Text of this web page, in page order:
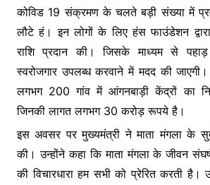
कोविड 19 संक्रमण के चलते बड़ी संख्या में
लौटे हं। इन लोगों के लिए हंस फाउंडेशन
राशि प्रदान की। जिसके माध्यम से पहाड़
स्वरोजगार उपलब्ध करवाने में मदद की
लगभग 200 गांव में आंगनबाड़ी केंद्रों का
जिनकी लागत लगभग 30 करोड़ रूपये है।
इस अवसर पर मुख्यमंत्री ने माता मंगला के
की। उन्होंने कहा कि माता मंगला के जीवन
की विचारधारा हम सभी को प्रेरित करती है।